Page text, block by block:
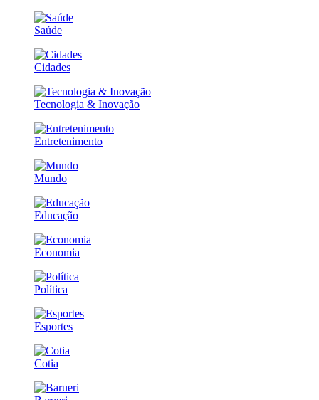
Saúde
Cidades
Tecnologia & Inovação
Entretenimento
Mundo
Educação
Economia
Política
Esportes
Cotia